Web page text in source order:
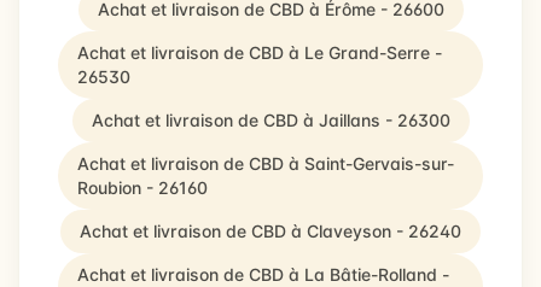
Achat et livraison de CBD à Érôme - 26600
Achat et livraison de CBD à Le Grand-Serre -
26530
Achat et livraison de CBD à Jaillans - 26300
Achat et livraison de CBD à Saint-Gervais-sur-
Roubion - 26160
Achat et livraison de CBD à Claveyson - 26240
Achat et livraison de CBD à La Bâtie-Rolland -